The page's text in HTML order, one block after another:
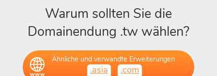
Warum sollten Sie die
Domainendung .tw wählen?
Ähnliche und verwandte Erweiterungen
.asia .com